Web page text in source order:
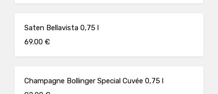
Saten Bellavista 0,75 l
69.00 €
Champagne Bollinger Special Cuvée 0,75 l